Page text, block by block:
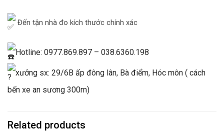
Đến tận nhà đo kích thước chính xác
Hotline: 0977.869.897 – 038.6360.198
xưởng sx: 29/6B ấp đông lân, Bà điểm, Hóc môn ( cách
bến xe an sương 300m)
Related products